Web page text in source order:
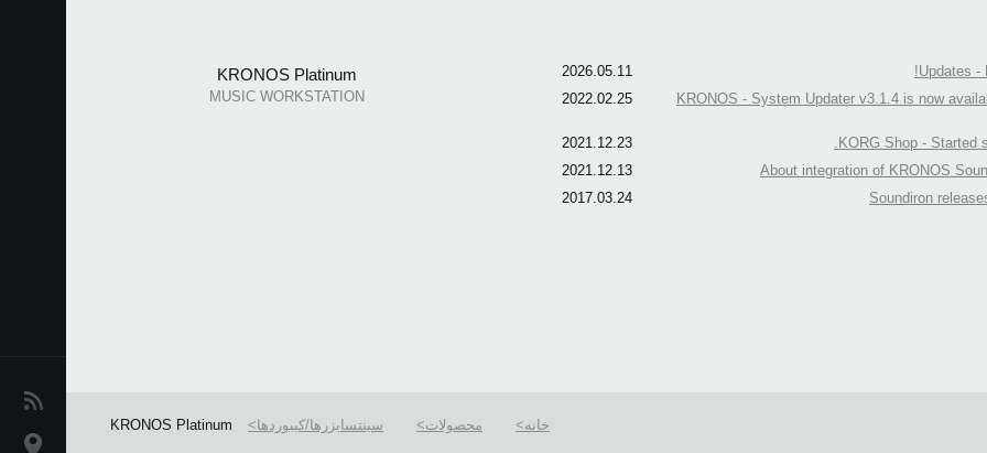
KRONOS Platinum
MUSIC WORKSTATION
2026.05.11
Updates -
2022.02.25
KRONOS - System Updater v3.1.4 is now
2021.12.23
KORG Shop - Started
2021.12.13
About integration of KRONOS
2017.03.24
Soundiron
خانه محصولات سینتسایزرها/کیبوردها KRONOS Platinum